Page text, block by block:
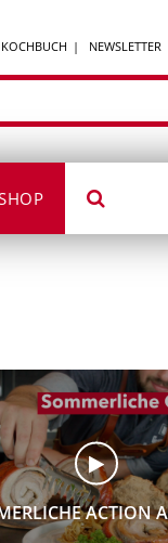
KOCHBUCH NEWSLETTER
ACTION